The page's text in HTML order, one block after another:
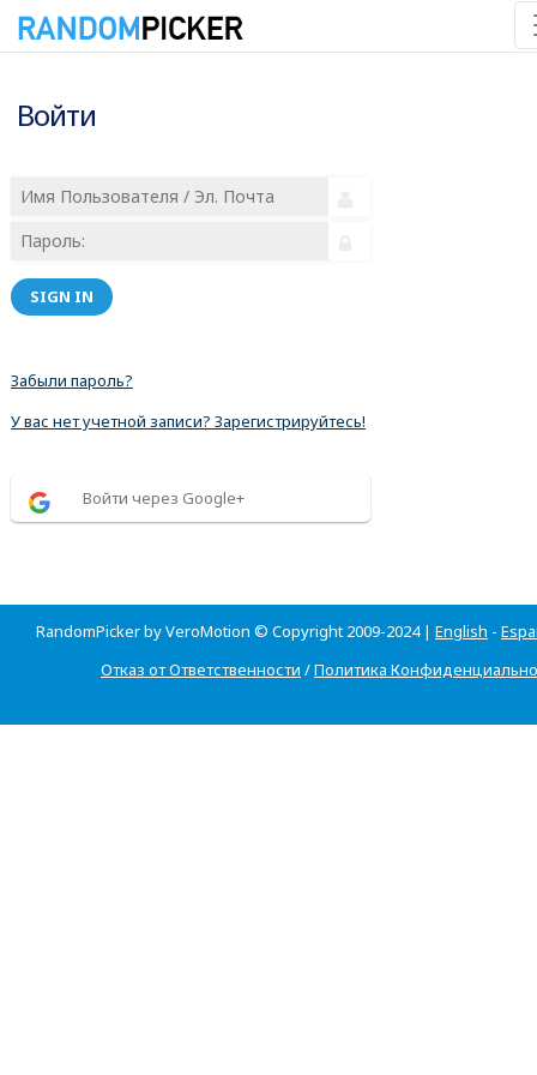
Войти
SIGN IN
Забыли пароль?
У вас нет учетной записи? Зарегистрируйтесь!
Войти через Google+
RandomPicker by VeroMotion © Copyright 2009-2024 | English -
Отказ от Ответственности /Политика